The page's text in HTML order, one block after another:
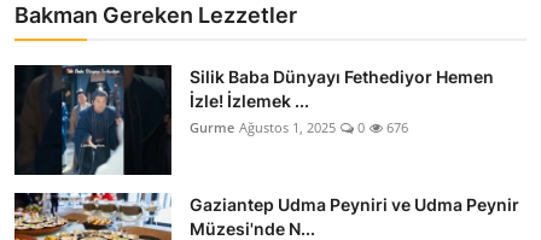
Bakman Gereken Lezzetler
Silik Baba Dünyayı Fethediyor Hemen
İzle! İzlemek ...
Gurme Ağustos 1, 2025 0 676
Gaziantep Udma Peyniri ve Udma Peynir
Müzesi'nde N...